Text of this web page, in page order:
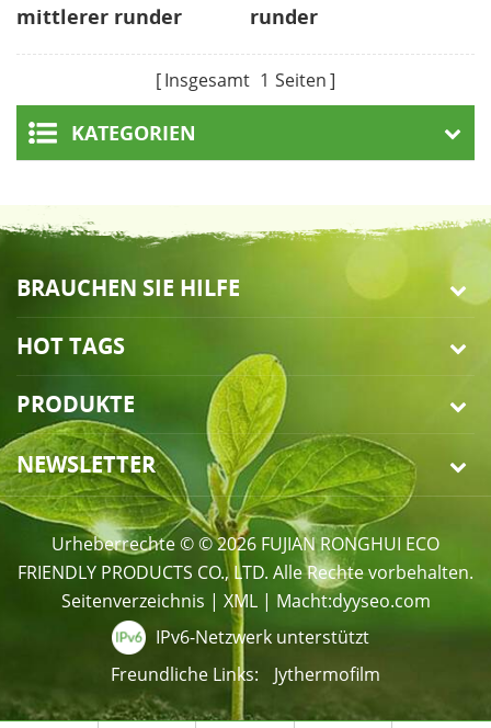
mittlerer runder
Lebensmittelbehälter
runder
Lebensmittelbehälter
aus Kunststoff
Insgesamt 1 Seiten
KATEGORIEN
BRAUCHEN SIE HILFE
HOT TAGS
PRODUKTE
NEWSLETTER
Urheberrechte © © 2026 FUJIAN RONGHUI ECO
FRIENDLY PRODUCTS CO., LTD. Alle Rechte vorbehalten.
Seitenverzeichnis | XML| Macht:dyyseo.com
IPv6-Netzwerk unterstützt
Freundliche Links:
Jythermofilm